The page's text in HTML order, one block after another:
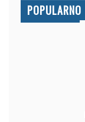
POPULARNO